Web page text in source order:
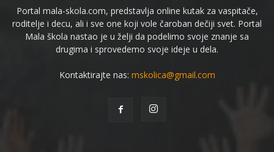
Portal mala-skola.com, predstavlja online kutak za vaspitače,
roditelje i decu, ali i sve one koji vole čaroban dečiji svet. Portal
Mala škola nastao je u želji da podelimo svoje znanje sa
drugima i sprovedemo svoje ideje u dela.
Kontaktirajte nas: mskolica@gmail.com